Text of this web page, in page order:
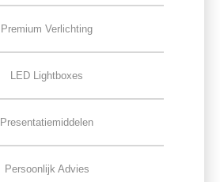
Premium Verlichting
LED Lightboxes
Presentatiemiddelen
Persoonlijk Advies